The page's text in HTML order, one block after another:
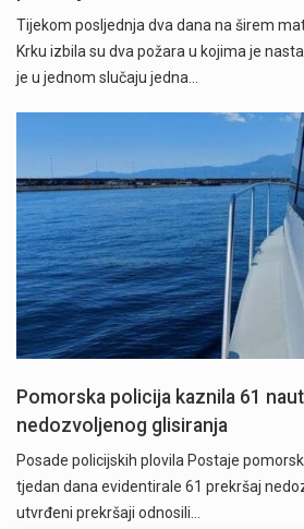
Tijekom posljednja dva dana na širem
Krku izbila su dva požara u kojima je
je u jednom slučaju jedna…
Pomorska policija kaznila 61
nedozvoljenog glisiranja
Posade policijskih plovila Postaje
tjedan dana evidentirale 61 prekršaj
utvrđeni prekršaji odnosili…